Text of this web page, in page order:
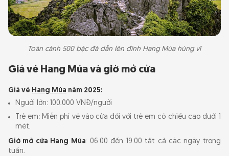
Toàn cảnh 500 bậc đá dẫn lên đỉnh Hang Múa hùng vĩ
Giá vé Hang Múa và giờ mở cửa
Giá vé Hang Múa năm 2025:
Người lớn: 100.000 VNĐ/người
Trẻ em: Miễn phí vé vào cửa đối với trẻ em có chiều cao dưới 1
mét.
Giờ mở cửa Hang Múa: 06:00 đến 19:00 tất cả các ngày trong
tuần.